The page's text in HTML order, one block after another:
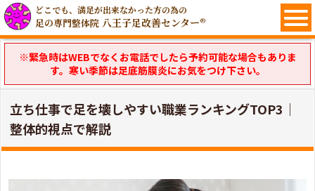
どこでも、満足が出来なかった方の為の
足の専門整体院 八王子足改善センター®
※緊急時はWEBでなくお電話でしたら予約可能な場合もありま
す。寒い季節は足底筋膜炎にお気をつけ下さい。
立ち仕事で足を壊しやすい職業ランキングTOP3｜
整体的視点で解説